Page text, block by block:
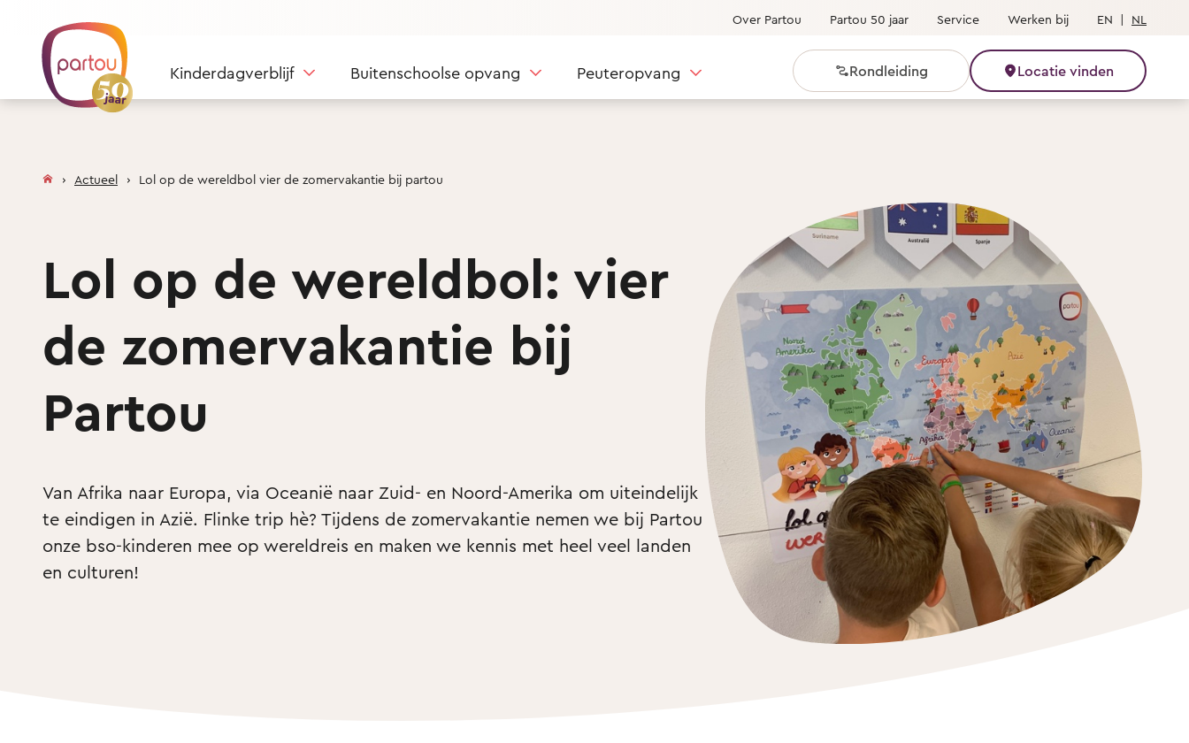
Over Partou Partou 50 jaar Service Werken bij EN | NL
Kinderdagverblijf Buitenschoolse opvang Peuteropvang Rondleiding Locatie vinden
Actueel Lol op de wereldbol vier de zomervakantie bij partou
Lol op de wereldbol: vier
de zomervakantie bij
Partou
Van Afrika naar Europa, via Oceanië naar Zuid- en Noord-Amerika om uiteindelijk
te eindigen in Azië. Flinke trip hè? Tijdens de zomervakantie nemen we bij Partou
onze bso-kinderen mee op wereldreis en maken we kennis met heel veel landen
en culturen!